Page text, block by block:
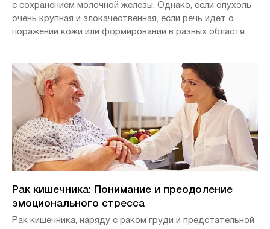
с сохранением молочной железы. Однако, если опухоль
очень крупная и злокачественная, если речь идет о
поражении кожи или формировании в разных областях
Рак кишечника: Понимание и преодоление
эмоционального стресса
Рак кишечника, наряду с раком груди и предстательной